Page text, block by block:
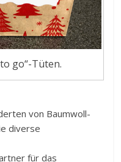
go“-Tüten.
von Baumwoll-
diverse
für das